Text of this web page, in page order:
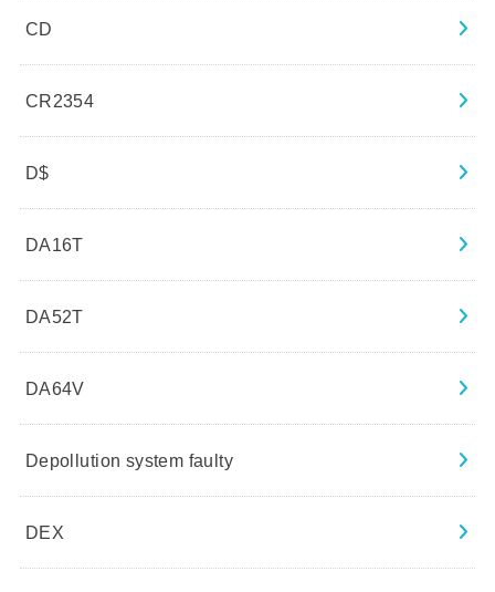
CD
CR2354
D$
DA16T
DA52T
DA64V
Depollution system faulty
DEX